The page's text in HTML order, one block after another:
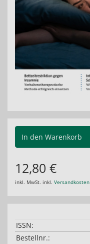
In den Warenkorb
12,80 €
inkl. MwSt. inkl. Versandkosten
ISSN:
Bestellnr.: